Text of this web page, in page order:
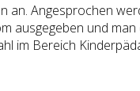
an. Angesprochen
ausgegeben und
im Bereich